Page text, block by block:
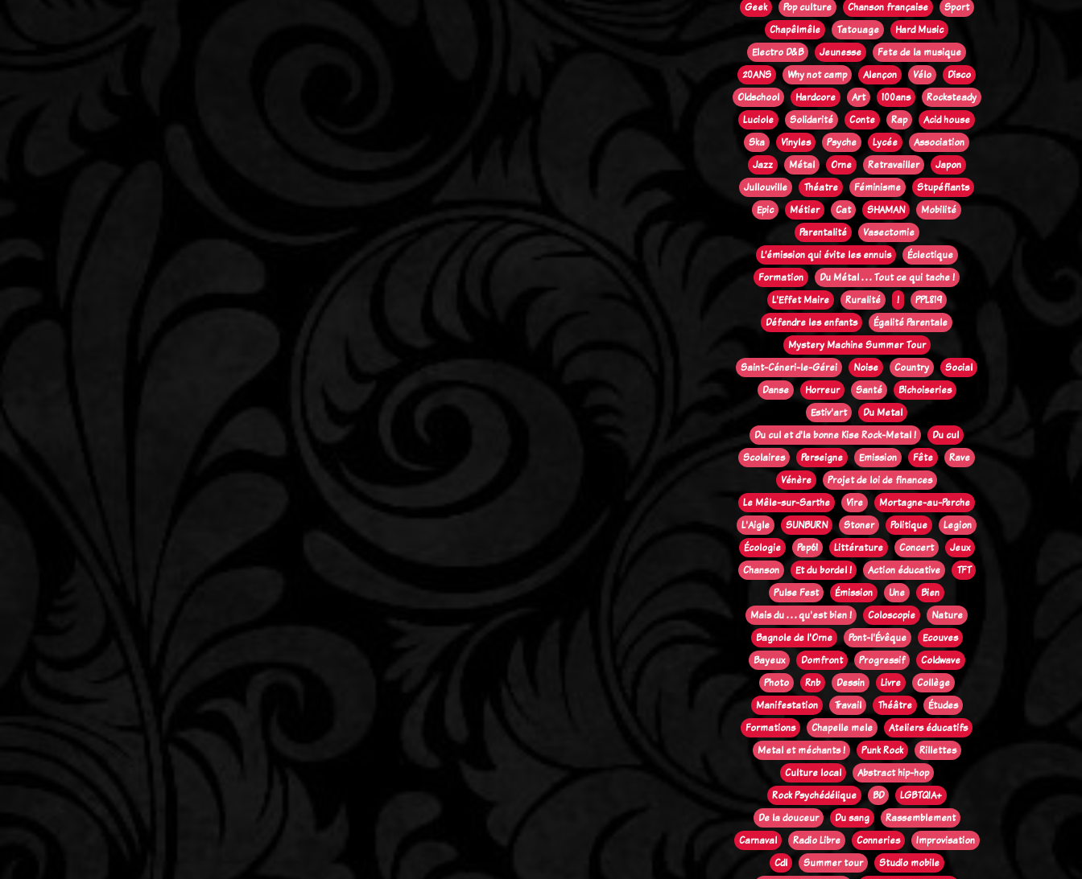
Geek
Pop culture Chanson française
Sport
Chapêlmêle
Tatouage
Hard Music
Electro D&B
Jeunesse
Fete de la musique
20ANS
Why not camp Alençon Vélo
Disco
Oldschool
Hardcore Art 100ans
Rocksteady
Luciole
Solidarité Conte Rap
Acid house
Ska
Vinyles Psyche Lycée
Association
Jazz
Métal Orne Retravailler
Japon
Jullouville
Théatre Féminisme
Stupéfiants
Epic
Métier Cat SHAMAN
Mobilité
Parentalité
Vasectomie
L’émission qui évite les ennuis
Éclectique
Formation
Du Métal . . . Tout ce qui tache !
L'Effet Maire
Ruralité !
PPL819
Défendre les enfants
Égalité Parentale
Mystery Machine Summer Tour
Saint-Céneri-le-Gérei
Noise Country
Social
Danse
Horreur Santé
Bichoiseries
Estiv'art
Du Metal
Du cul et d'la bonne Kise Rock-Metal !
Du cul
Scolaires
Perseigne Emission Fête
Rave
Vénère
Projet de loi de finances
Le Mêle-sur-Sarthe
Vire
Mortagne-au-Perche
L'Aigle
SUNBURN Stoner Politique
Legion
Écologie
Pep61 Littérature Concert
Jeux
Chanson
Et du bordel ! Action éducative
TFT
Pulse Fest
Émission Une
Bien
Mais du . . . qu'est bien !
Coloscopie
Nature
Bagnole de l'Orne
Pont-l'Évêque
Ecouves
Bayeux
Domfront Progressif
Coldwave
Photo
Rnb Dessin Livre
Collège
Manifestation
Travail Théâtre
Études
Formations
Chapelle mele
Ateliers éducatifs
Metal et méchants !
Punk Rock
Rillettes
Culture local
Abstract hip-hop
Rock Psychédélique
BD
LGBTQIA+
De la douceur
Du sang
Rassemblement
Carnaval
Radio Libre Conneries
Improvisation
Cdl
Summer tour
Studio mobile